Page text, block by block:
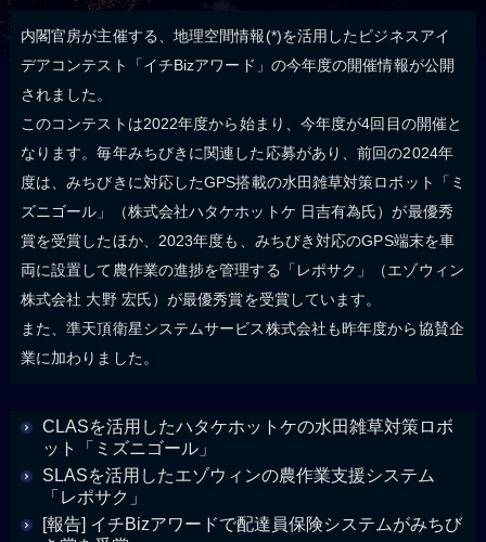
内閣官房が主催する、地理空間情報(*)を活用したビジネスアイ
デアコンテスト「イチBizアワード」の今年度の開催情報が公開
されました。
このコンテストは2022年度から始まり、今年度が4回目の開催と
なります。毎年みちびきに関連した応募があり、前回の2024年
度は、みちびきに対応したGPS搭載の水田雑草対策ロボット「ミ
ズニゴール」（株式会社ハタケホットケ 日吉有為氏）が最優秀
賞を受賞したほか、2023年度も、みちびき対応のGPS端末を車
両に設置して農作業の進捗を管理する「レポサク」（エゾウィン
株式会社 大野 宏氏）が最優秀賞を受賞しています。
また、準天頂衛星システムサービス株式会社も昨年度から協賛企
業に加わりました。
CLASを活用したハタケホットケの水田雑草対策ロボ
ット「ミズニゴール」
SLASを活用したエゾウィンの農作業支援システム
「レポサク」
[報告] イチBizアワードで配達員保険システムがみちび